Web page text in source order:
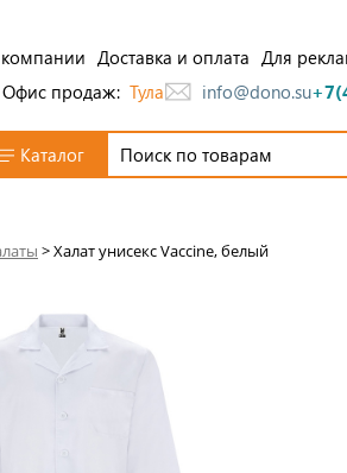
Доставка и оплата Для
Офис продаж: Тула info@dono.su
Каталог
>Халат унисекс Vaccine, белый